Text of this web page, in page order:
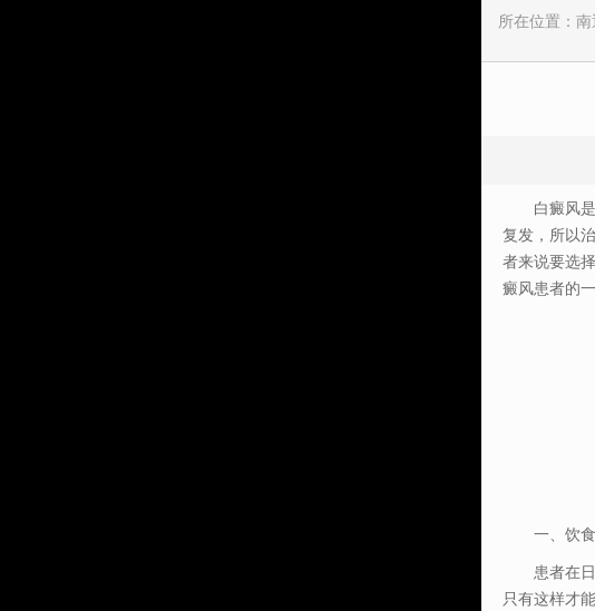
所在位置： 南
白癜风是
复发，所以
者来说要选
癜风患者的
一、饮食
患者在日
只有这样才